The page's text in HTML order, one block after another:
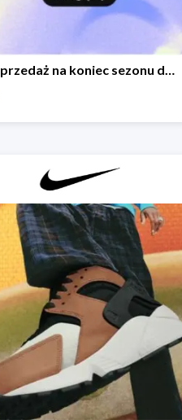
Wyprzedaż na koniec sezonu do -50%